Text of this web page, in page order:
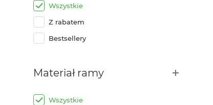
Wszystkie
Z rabatem
Bestsellery
Materiał ramy
Wszystkie